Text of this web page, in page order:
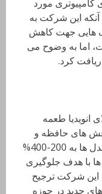
کامپیوتری مورد
آنکه این شرکت به
هایی جهت کاهش
اما به وضوح می
کرد.
انویدیا طعمه
های حافظه و
کارایی است؛ بدین ترتیب تورم این مدل ها به 200-400%
با هدف جلوگیری
این شرکت ترجیح
جدید در حوزه